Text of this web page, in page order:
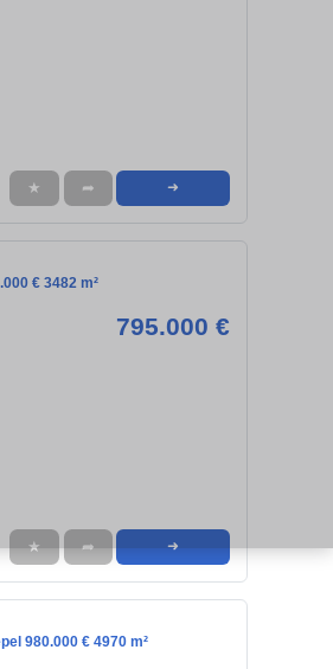
★ ➦ ➜
€ 3482 m²
795.000 €
★ ➦ ➜
980.000 € 4970 m²